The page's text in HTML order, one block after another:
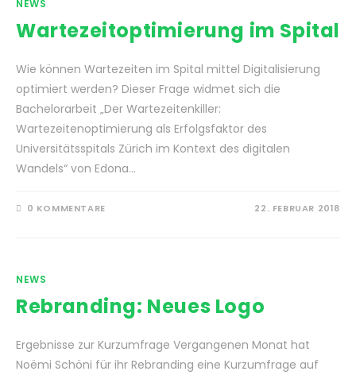
NEWS
Wartezeitoptimierung im Spital
Wie können Wartezeiten im Spital mittel Digitalisierung
optimiert werden? Dieser Frage widmet sich die
Bachelorarbeit „Der Wartezeitenkiller:
Wartezeitenoptimierung als Erfolgsfaktor des
Universitätsspitals Zürich im Kontext des digitalen
Wandels“ von Edona…
0 KOMMENTARE 22. FEBRUAR 2018
NEWS
Rebranding: Neues Logo
Ergebnisse zur Kurzumfrage Vergangenen Monat hat
Noëmi Schöni für ihr Rebranding eine Kurzumfrage auf